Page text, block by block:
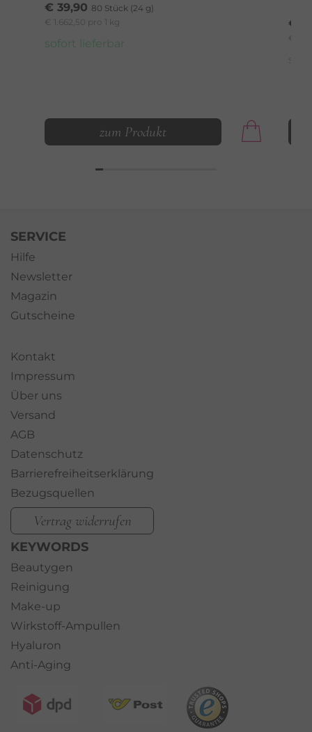
€ 39,90 80 Stück (24 g)
€ 1.662,50 pro 1 kg
sofort lieferbar
zum Produkt
€
€
SERVICE
Hilfe
Newsletter
Magazin
Gutscheine
Kontakt
Impressum
Über uns
Versand
AGB
Datenschutz
Barrierefreiheitserklärung
Bezugsquellen
Vertrag widerrufen
KEYWORDS
Beautygen
Reinigung
Make-up
Wirkstoff-Ampullen
Hyaluron
Anti-Aging